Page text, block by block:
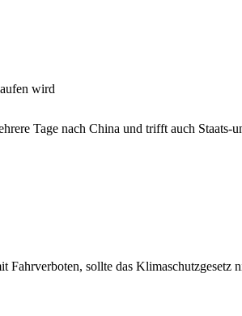
wird
Tage nach China und trifft auch Staats-
Fahrverboten, sollte das